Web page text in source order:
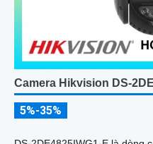
Camera Hikvision DS-
5%-35%